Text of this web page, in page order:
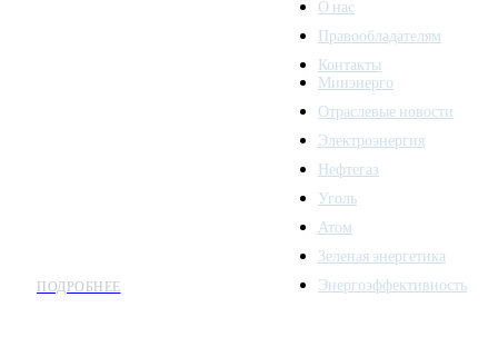
ПОДРОБНЕЕ
О нас
Правообладателям
Контакты
Минэнерго
Отраслевые новости
Электроэнергия
Нефтегаз
Уголь
Атом
Зеленая энергетика
Энергоэффективность